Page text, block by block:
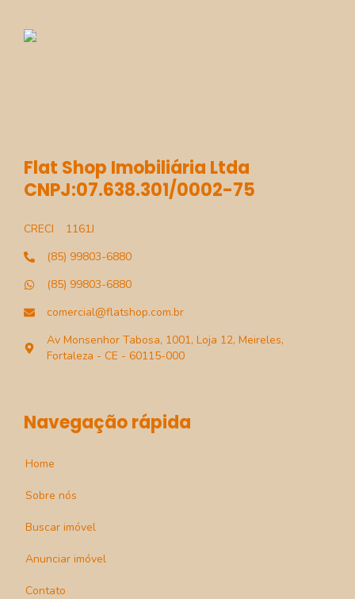
Flat Shop Imobiliária Ltda
CNPJ:07.638.301/0002-75
CRECI
1161J
(85) 99803-6880
(85) 99803-6880
comercial@flatshop.com.br
Av Monsenhor Tabosa, 1001, Loja 12, Meireles,
Fortaleza - CE - 60115-000
Navegação rápida
Home
Sobre nós
Buscar imóvel
Anunciar imóvel
Contato